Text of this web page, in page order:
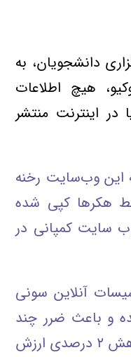
دانشجويان، به
هيچ اطلاعات
در اينترنت منتشر
اين وب‌سايت رخنه
هكرها كپي شده
سايت كمپاني در
آنلاين سوني
و باعث ضرر چند
ميليارد دلاري اين شركت و كاهش ۲ درصدي ارزش